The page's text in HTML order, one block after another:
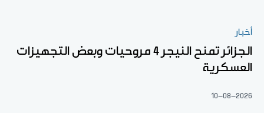
أخبار
الجزائر تمنح النيجر 4 مروحيات وبعض التجهيزات
العسكرية
10-08-2026